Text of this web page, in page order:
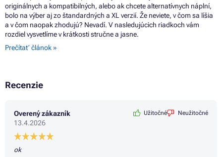
originálnych a kompatibilných, alebo ak chcete alternatívnych náplní,
bolo na výber aj zo štandardných a XL verzií. Že neviete, v čom sa líšia
a v čom naopak zhodujú? Nevadí. V nasledujúcich riadkoch vám
rozdiel vysvetlíme v krátkosti stručne a jasne.
Prečítať článok »
Recenzie
Overený zákazník
13.4.2026
Užitočné Neužitočné
ok